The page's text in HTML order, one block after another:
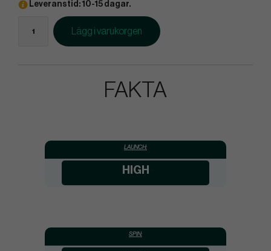
Leveranstid: 10-15 dagar.
Lägg i varukorgen
FAKTA
LAUNCH:
HIGH
SPIN: